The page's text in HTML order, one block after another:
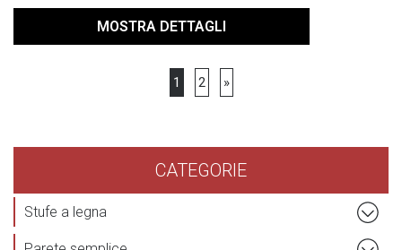
CATEGORIE
Stufe a legna
MOSTRA DETTAGLI
1 2 »